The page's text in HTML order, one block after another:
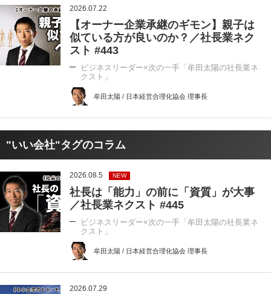
2026.07.22
【オーナー企業承継のギモン】親子は
似ている方が良いのか？／社長業ネク
スト #443
ビジネスリーダー×次の一手「牟田太陽の社長業ネ
クスト」
牟田太陽 / 日本経営合理化協会 理事長
"いい会社"タグのコラム
2026.08.5 NEW
社長は「能力」の前に「資質」が大事
／社長業ネクスト #445
ビジネスリーダー×次の一手「牟田太陽の社長業ネ
クスト」
牟田太陽 / 日本経営合理化協会 理事長
2026.07.29